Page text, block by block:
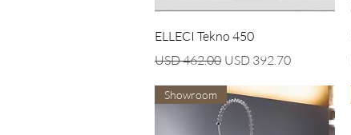
Vista rápida
ELLECI Tekno 450
Precio
USD 462.00 Precio de oferta
USD 392.70
Showroom